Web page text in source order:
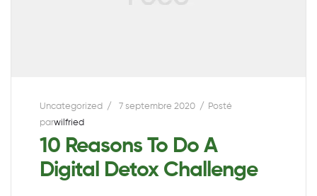
Uncategorized 7 septembre 2020
Posté
parwilfried
10 Reasons To Do A
Digital Detox Challenge